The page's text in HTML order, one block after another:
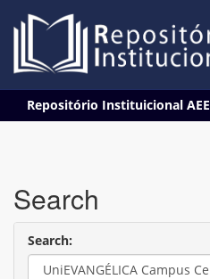
navigation
Repositório Instituicional AEE
Search
Search: